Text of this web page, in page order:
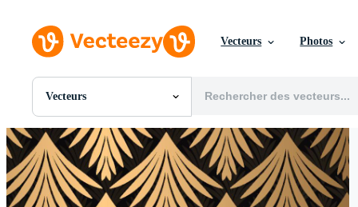
Vecteurs Photos
Vecteurs
Toutes Images
Photos
PNGs
PSDs
SVGs
Modèles